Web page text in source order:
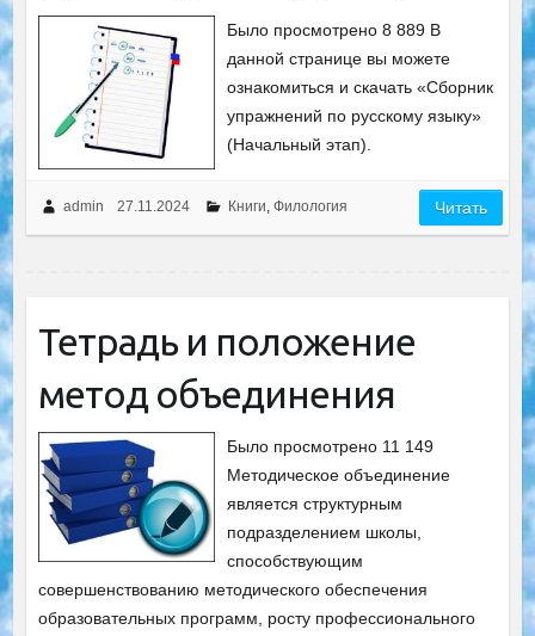
Было просмотрено 8 889 В
данной странице вы можете
ознакомиться и скачать «Сборник
упражнений по русскому языку»
(Начальный этап).
admin 27.11.2024 Книги, Филология Читать
Тетрадь и положение
метод объединения
Было просмотрено 11 149
Методическое объединение
является структурным
подразделением школы,
способствующим
совершенствованию методического обеспечения
образовательных программ, росту профессионального